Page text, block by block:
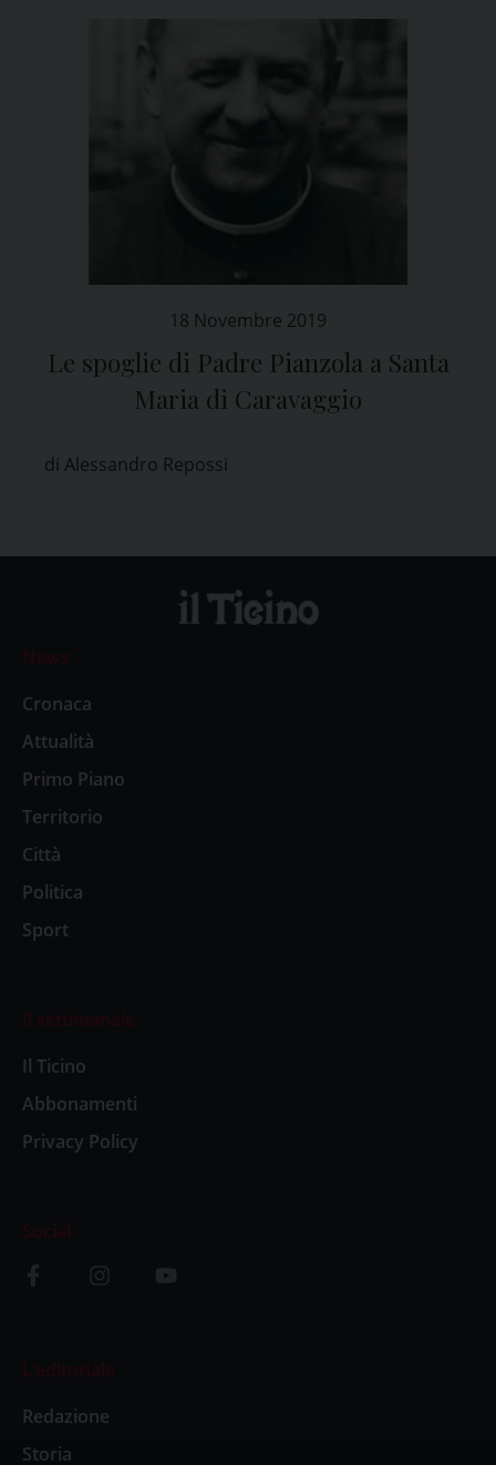
18 Novembre 2019
Le spoglie di Padre Pianzola a Santa
Maria di Caravaggio
di Alessandro Repossi
News
Cronaca
Attualità
Primo Piano
Territorio
Città
Politica
Sport
Il settimanale
Il Ticino
Abbonamenti
Privacy Policy
Social
L’editoriale
Redazione
Storia